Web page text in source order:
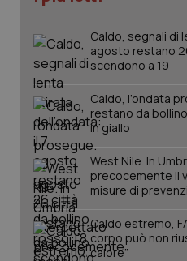
Caldo, segnali di
agosto restano
scendono a 19
Caldo, l’ondata
restano da
in giallo
West Nile. In
precocemente il
misure di
Caldo estremo,
corpo può non
calore”